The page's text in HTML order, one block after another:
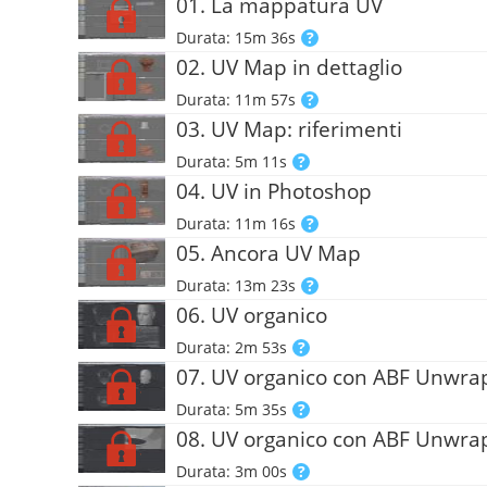
Durata: 15m 36s
02. UV Map in dettaglio
Durata: 11m 57s
03. UV Map: riferimenti
Durata: 5m 11s
04. UV in Photoshop
Durata: 11m 16s
05. Ancora UV Map
Durata: 13m 23s
06. UV organico
Durata: 2m 53s
07. UV organico con ABF
Durata: 5m 35s
08. UV organico con ABF
Durata: 3m 00s